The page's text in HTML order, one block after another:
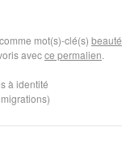
mot(s)-clé(s) beauté
avecce permalien.
à identité